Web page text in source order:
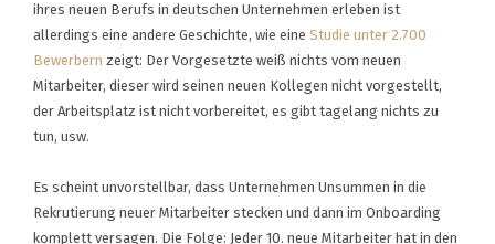
ihres neuen Berufs in deutschen Unternehmen erleben ist
allerdings eine andere Geschichte, wie eine Studie unter 2.700
Bewerbern zeigt: Der Vorgesetzte weiß nichts vom neuen
Mitarbeiter, dieser wird seinen neuen Kollegen nicht vorgestellt,
der Arbeitsplatz ist nicht vorbereitet, es gibt tagelang nichts zu
tun, usw.
Es scheint unvorstellbar, dass Unternehmen Unsummen in die
Rekrutierung neuer Mitarbeiter stecken und dann im Onboarding
komplett versagen. Die Folge: Jeder 10. neue Mitarbeiter hat in den